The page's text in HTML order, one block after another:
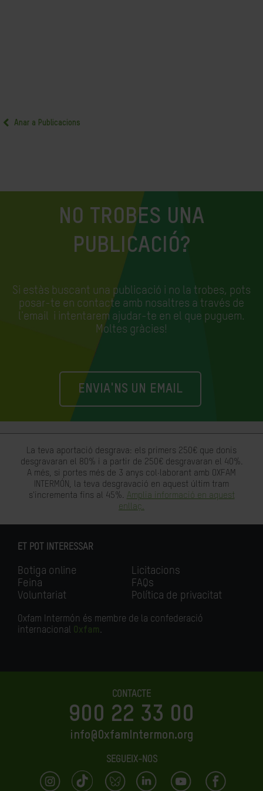
Anar a Publicacions
NO TROBES UNA
PUBLICACIÓ?
Si estàs buscant una publicació i no la trobes, pots
posar-te en contacte amb nosaltres a través de
l'email i intentarem ajudar-te en el que puguem.
Moltes gràcies!
ENVIA'NS UN EMAIL
La teva aportació desgrava: els primers 250€ que donis
desgravaran el 80% i a partir de 250€ desgravaran el 40%.
A més, si portes més de 3 anys col·laborant amb OXFAM
INTERMÓN, la teva desgravació en aquest últim tram
s'incrementa fins al 45%. Amplia informació en aquest
enllaç.
ET POT INTERESSAR
Botiga online
Feina
Voluntariat
Licitacions
FAQs
Política de privacitat
Oxfam Intermón és membre de la confederació
internacional Oxfam.
CONTACTE
900 22 33 00
info@OxfamIntermon.org
SEGUEIX-NOS